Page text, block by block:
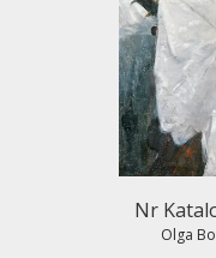
Nr
Olga